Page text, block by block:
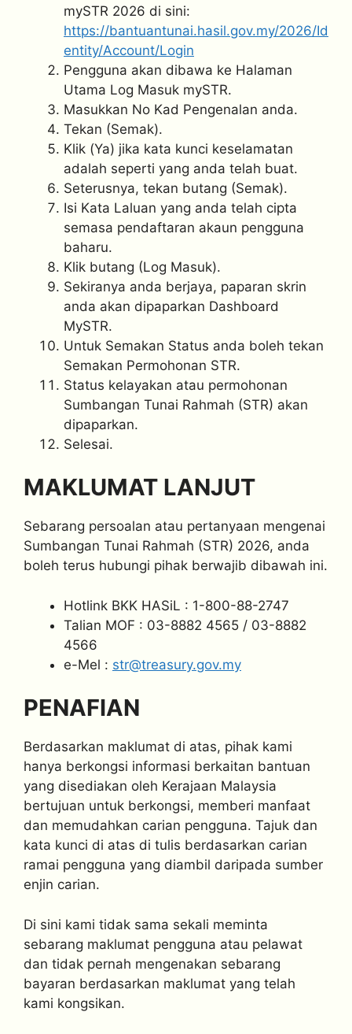
mySTR 2026 di sini:
https://bantuantunai.hasil.gov.my/2026/Id
entity/Account/Login
⁠Pengguna akan dibawa ke Halaman
Utama Log Masuk mySTR.
Masukkan No Kad Pengenalan anda.
Tekan (Semak).
Klik (Ya) jika kata kunci keselamatan
adalah seperti yang anda telah buat.
Seterusnya, tekan butang (Semak).
Isi Kata Laluan yang anda telah cipta
semasa pendaftaran akaun pengguna
baharu.
⁠Klik butang (Log Masuk).
Sekiranya anda berjaya, paparan skrin
anda akan dipaparkan Dashboard
MySTR.
⁠Untuk Semakan Status anda boleh tekan
Semakan Permohonan STR.
Status kelayakan atau permohonan
Sumbangan Tunai Rahmah (STR) akan
dipaparkan.
Selesai.
MAKLUMAT LANJUT
Sebarang persoalan atau pertanyaan mengenai
Sumbangan Tunai Rahmah (STR) 2026, anda
boleh terus hubungi pihak berwajib dibawah ini.
Hotlink BKK HASiL : 1-800-88-2747
Talian MOF : 03-8882 4565 / 03-8882
4566
e-Mel : str@treasury.gov.my
PENAFIAN
Berdasarkan maklumat di atas, pihak kami
hanya berkongsi informasi berkaitan bantuan
yang disediakan oleh Kerajaan Malaysia
bertujuan untuk berkongsi, memberi manfaat
dan memudahkan carian pengguna. Tajuk dan
kata kunci di atas di tulis berdasarkan carian
ramai pengguna yang diambil daripada sumber
enjin carian.
Di sini kami tidak sama sekali meminta
sebarang maklumat pengguna atau pelawat
dan tidak pernah mengenakan sebarang
bayaran berdasarkan maklumat yang telah
kami kongsikan.